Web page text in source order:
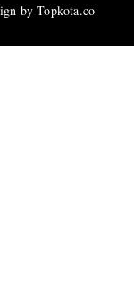
by Topkota.co